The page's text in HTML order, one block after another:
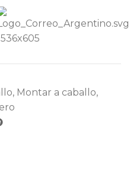
, Montar a caballo,